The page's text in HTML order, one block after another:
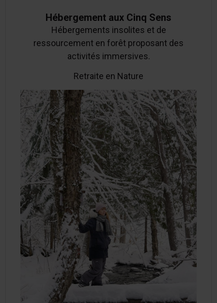
Hébergement aux Cinq Sens
Hébergements insolites et de
ressourcement en forêt proposant des
activités immersives.
Retraite en Nature